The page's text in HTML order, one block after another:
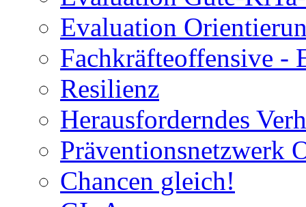
Evaluation
Fachkräfteoffensive -
Resilienz
Herausforderndes
Präventionsnetzwerk
Chancen gleich!